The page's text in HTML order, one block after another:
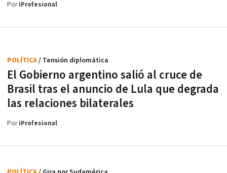
PoriProfesional
El Gobierno argentino salió al cruce de
Brasil tras el anuncio de Lula que degrada
las relaciones bilaterales
POLÍTICA/ Tensión diplomática
PoriProfesional